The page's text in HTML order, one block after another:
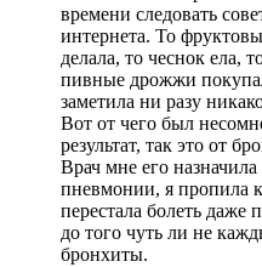
времени следовать
интернета. То
делала, то чеснок ела,
пивные дрожжи
заметила ни разу
Вот от чего был
результат, так это от
Врач мне его назначила
пневмонии, я пропила
перестала болеть даже
до того чуть ли не
бронхиты.